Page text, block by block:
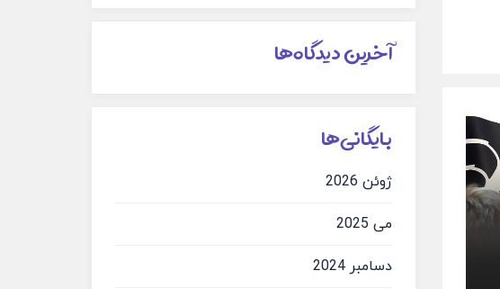
آخرین دیدگاه‌ها
بایگانی‌ها
ژوئن 2026
می 2025
دسامبر 2024